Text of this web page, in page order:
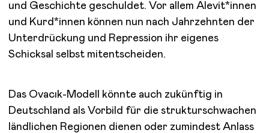
und Geschichte geschuldet. Vor allem Alevit*innen
und Kurd*innen können nun nach Jahrzehnten der
Unterdrückung und Repression ihr eigenes
Schicksal selbst mitentscheiden.
Das Ovacık-Modell könnte auch zukünftig in
Deutschland als Vorbild für die strukturschwachen
ländlichen Regionen dienen oder zumindest Anlass